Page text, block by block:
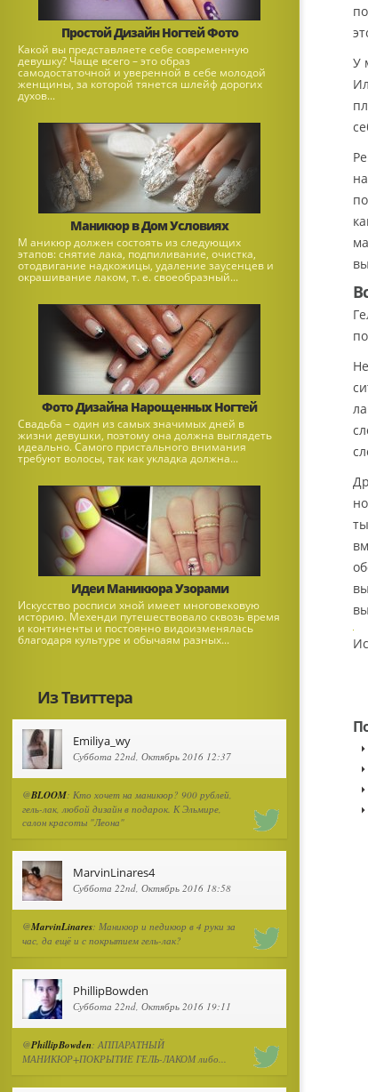
Простой Дизайн Ногтей Фото
Какой вы представляете себе современную
девушку? Чаще всего – это образ
самодостаточной и уверенной в себе молодой
женщины, за которой тянется шлейф дорогих
духов...
Маникюр в Дом Условиях
М аникюр должен состоять из следующих
этапов: снятие лака, подпиливание, очистка,
отодвигание надкожицы, удаление заусенцев и
окрашивание лаком, т. е. своеобразный...
Фото Дизайна Нарощенных Ногтей
Свадьба – один из самых значимых дней в
жизни девушки, поэтому она должна выглядеть
идеально. Самого пристального внимания
требуют волосы, так как укладка должна...
Идеи Маникюра Узорами
Искусство росписи хной имеет многовековую
историю. Мехенди путешествовало сквозь время
и континенты и постоянно видоизменялась
благодаря культуре и обычаям разных...
Из Твиттера
Emiliya_wy
Суббота 22nd, Октябрь 2016 12:37
@BLOOM: Кто хочет на маникюр? 900 рублей,
гель-лак, любой дизайн в подарок. К Эльмире,
салон красоты "Леона"
MarvinLinares4
Суббота 22nd, Октябрь 2016 18:58
@MarvinLinares: Маникюр и педикюр в 4 руки за
час, да ещё и с покрытием гель-лак?
PhillipBowden
Суббота 22nd, Октябрь 2016 19:11
@PhillipBowden: АППАРАТНЫЙ
МАНИКЮР+ПОКРЫТИЕ ГЕЛЬ-ЛАКОМ либо...
У